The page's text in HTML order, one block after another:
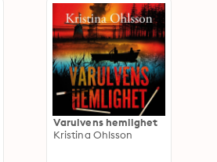
Varulvens hemlighet
Kristina Ohlsson